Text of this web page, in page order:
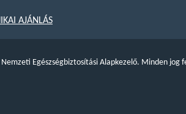
AJÁNLÁS
Nemzeti Egészségbiztosítási Alapkezelő. Minden jog